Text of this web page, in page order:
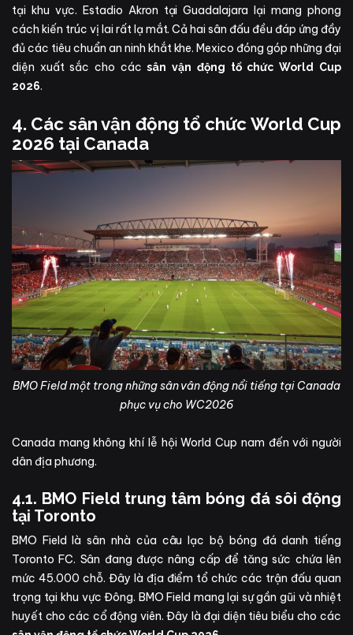
tại khu vực. Estadio Akron tại Guadalajara lại mang phong
cách kiến trúc vị lai rất lạ mắt. Cả hai sân đấu đều đáp ứng đầy
đủ các tiêu chuẩn an ninh khắt khe. Mexico đóng góp những đại
diện xuất sắc cho cácsân vận động tổ chức World Cup
2026.
4. Các sân vận động tổ chức World Cup
2026 tại Canada
BMO Field một trong những sân vân động nổi tiếng tại Canada
phục vụ cho WC2026
Canada mang không khí lễ hội World Cup nam đến với người
dân địa phương.
4.1. BMO Field trung tâm bóng đá sôi động
tại Toronto
BMO Field là sân nhà của câu lạc bộ bóng đá danh tiếng
Toronto FC. Sân đang được nâng cấp để tăng sức chứa lên
mức 45.000 chỗ. Đây là địa điểm tổ chức các trận đấu quan
trọng tại khu vực Đông. BMO Field mang lại sự gần gũi và nhiệt
huyết cho các cổ động viên. Đây là đại diện tiêu biểu cho các